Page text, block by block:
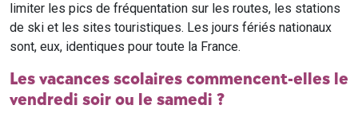
limiter les pics de fréquentation sur les routes, les stations
de ski et les sites touristiques. Les jours fériés nationaux
sont, eux, identiques pour toute la France.
Les vacances scolaires commencent-elles le
vendredi soir ou le samedi ?